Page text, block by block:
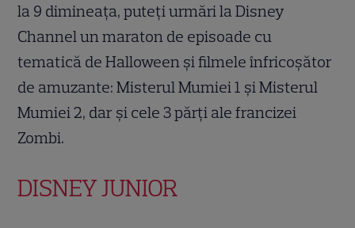
la 9 dimineața, puteți urmări la Disney
Channel un maraton de episoade cu
tematică de Halloween și filmele înfricoșător
de amuzante: Misterul Mumiei 1 și Misterul
Mumiei 2, dar și cele 3 părți ale francizei
Zombi.
DISNEY JUNIOR